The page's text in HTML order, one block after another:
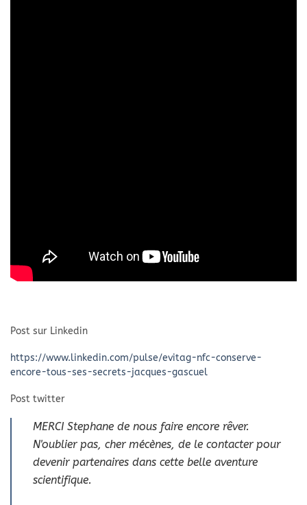
Post sur Linkedin
https://www.linkedin.com/pulse/evitag-nfc-conserve-
encore-tous-ses-secrets-jacques-gascuel
Post twitter
MERCI Stephane de nous faire encore rêver.
N'oublier pas, cher mécènes, de le contacter pour
devenir partenaires dans cette belle aventure
scientifique.